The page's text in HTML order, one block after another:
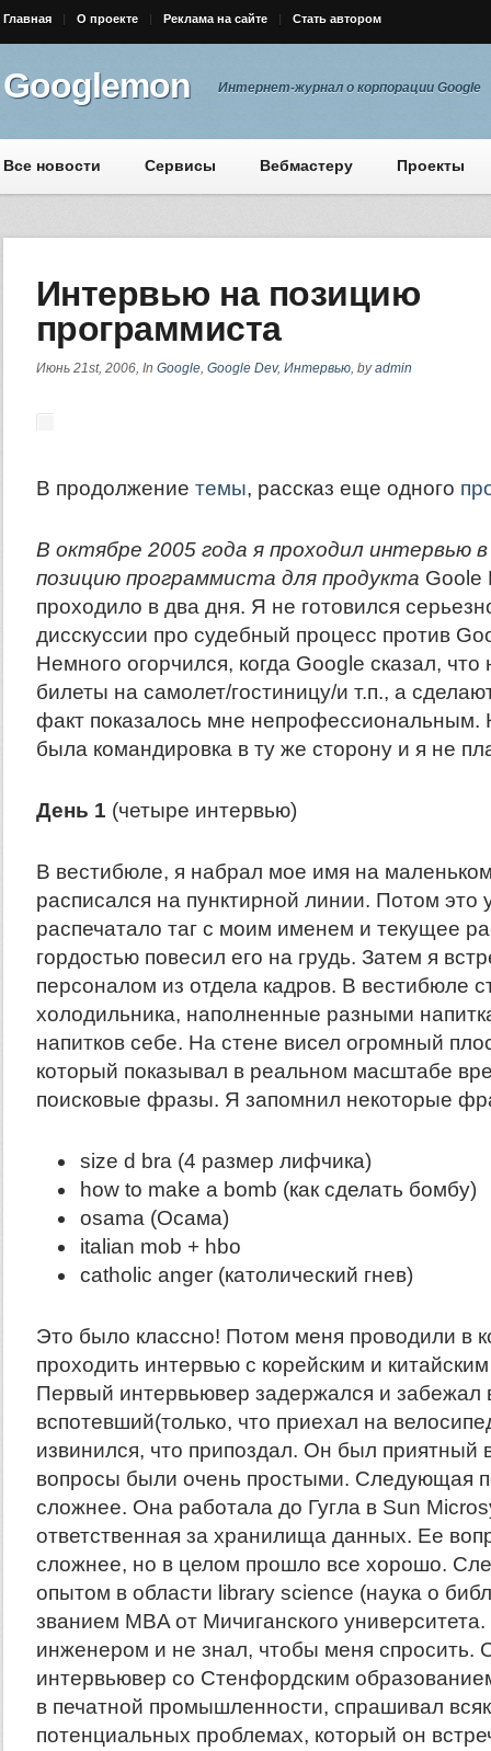
Главная О проекте Реклама на сайте Стать автором
Googlemon Интернет-журнал о корпорации Google
Все новости Сервисы Вебмастеру Проекты
Интервью на позицию
программиста
Июнь 21st, 2006, In Google, Google Dev, Интервью, byadmin
В продолжение темы, рассказ еще одного
В октябре 2005 года я проходил интервью
позицию программиста для продукта Goole
проходило в два дня. Я не готовился
дисскуссии про судебный процесс против
Немного огорчился, когда Google сказал, что
билеты на самолет/гостиницу/и т.п., а
факт показалось мне непрофессиональным.
была командировка в ту же сторону и я не
День 1 (четыре интервью)
В вестибюле, я набрал мое имя на
расписался на пунктирной линии. Потом это
распечатало таг с моим именем и текущее
гордостью повесил его на грудь. Затем я
персоналом из отдела кадров. В вестибюле
холодильника, наполненные разными
напитков себе. На стене висел огромный
который показывал в реальном масштабе
поисковые фразы. Я запомнил некоторые
size d bra (4 размер лифчика)
how to make a bomb (как сделать бомбу)
osama (Осама)
italian mob + hbo
catholic anger (католический гнев)
Это было классно! Потом меня проводили в
проходить интервью с корейским и
Первый интервьювер задержался и забежал
вспотевший(только, что приехал на
извинился, что припоздал. Он был приятный
вопросы были очень простыми. Следующая
сложнее. Она работала до Гугла в Sun
ответственная за хранилища данных. Ее
сложнее, но в целом прошло все хорошо.
опытом в области library science (наука о
званием MBA от Мичиганского
инженером и не знал, чтобы меня спросить.
интервьювер со Стенфордским
в печатной промышленности, спрашивал
потенциальных проблемах, который он